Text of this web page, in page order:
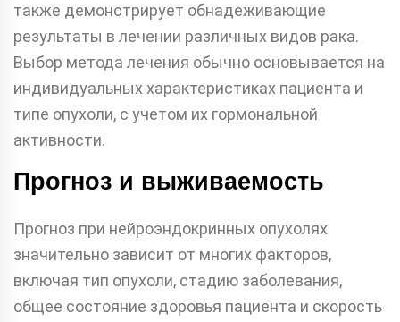
также демонстрирует обнадеживающие
результаты в лечении различных видов рака.
Выбор метода лечения обычно основывается на
индивидуальных характеристиках пациента и
типе опухоли, с учетом их гормональной
активности.
Прогноз и выживаемость
Прогноз при нейроэндокринных опухолях
значительно зависит от многих факторов,
включая тип опухоли, стадию заболевания,
общее состояние здоровья пациента и скорость